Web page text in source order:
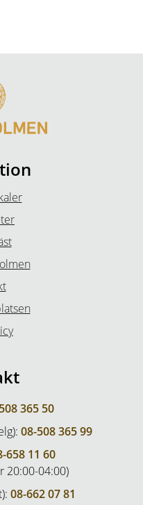
365 50
08-508 365 99
658 11 60
20:00-04:00)
08-662 07 81